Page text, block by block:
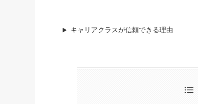
キャリアクラスが信頼できる理由